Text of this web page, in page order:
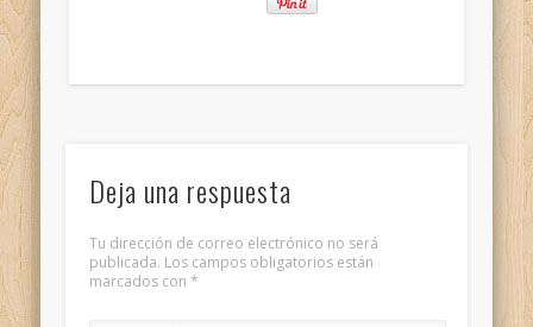
Deja una respuesta
Tu dirección de correo electrónico no será
publicada. Los campos obligatorios están
marcados con *